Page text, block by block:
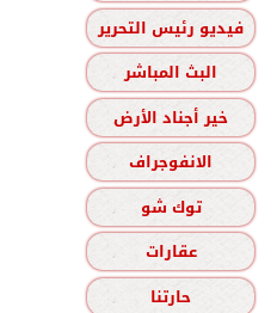
فيديو رئيس التحرير
البث المباشر
خير أجناد الأرض
الانفوجراف
توك شو
عقارات
حارتنا